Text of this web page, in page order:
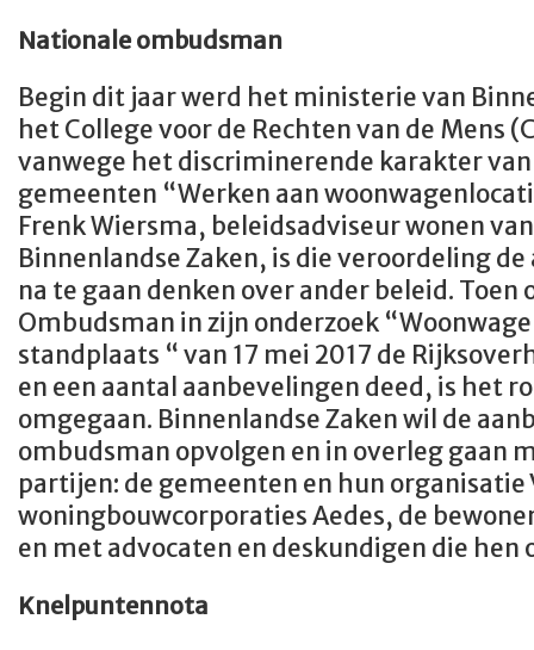
Nationale ombudsman
Begin dit jaar werd het ministerie van
het College voor de Rechten van de Mens
vanwege het discriminerende karakter
gemeenten “Werken aan
Frenk Wiersma, beleidsadviseur wonen
Binnenlandse Zaken, is die veroordeling
na te gaan denken over ander beleid. Toen
Ombudsman in zijn onderzoek
standplaats “ van 17 mei 2017 de
en een aantal aanbevelingen deed, is het
omgegaan. Binnenlandse Zaken wil de
ombudsman opvolgen en in overleg gaan
partijen: de gemeenten en hun organisatie
woningbouwcorporaties Aedes, de
en met advocaten en deskundigen die hen
Knelpuntennota